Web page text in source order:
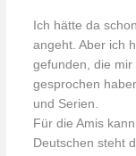
Ich hätte da
angeht. Aber ich
gefunden, die mir
gesprochen
und Serien.
Für die Amis
Deutschen steht